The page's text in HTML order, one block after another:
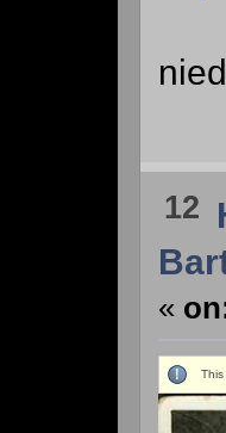
12
«